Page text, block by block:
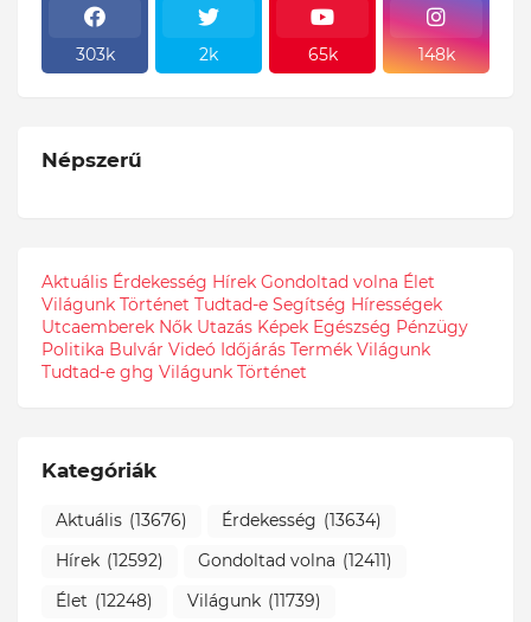
303k 2k 65k 148k
Népszerű
Aktuális Érdekesség Hírek Gondoltad volna Élet
Világunk Történet Tudtad-e Segítség Hírességek
Utcaemberek Nők Utazás Képek Egészség Pénzügy
Politika Bulvár Videó Időjárás Termék Világunk
Tudtad-e ghg Világunk Történet
Kategóriák
Aktuális (13676) Érdekesség (13634)
Hírek (12592) Gondoltad volna (12411)
Élet (12248) Világunk (11739)